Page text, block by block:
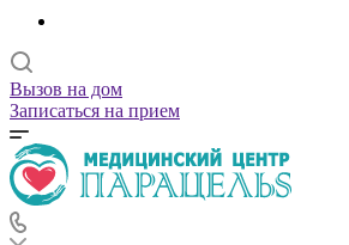
Вызов на дом
Записаться на прием